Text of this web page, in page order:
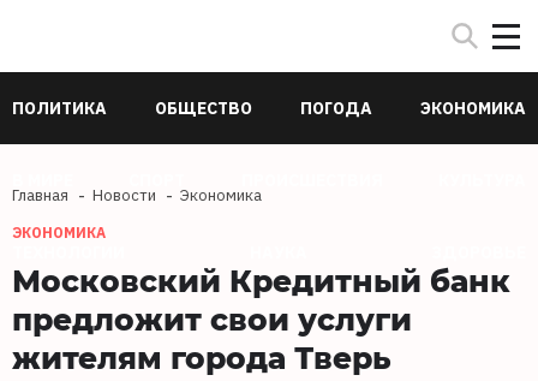
ПОЛИТИКА ОБЩЕСТВО ПОГОДА ЭКОНОМИКА
Главная Новости Экономика
ЭКОНОМИКА
Московский Кредитный банк
предложит свои услуги
жителям города Тверь